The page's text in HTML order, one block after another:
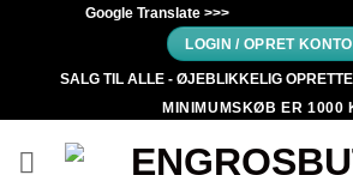
indhold
Google Translate >>>
LOGIN / OPRET KONTO
SALG TIL ALLE - ØJEBLIKKELIG
MINIMUMSKØB ER 1000